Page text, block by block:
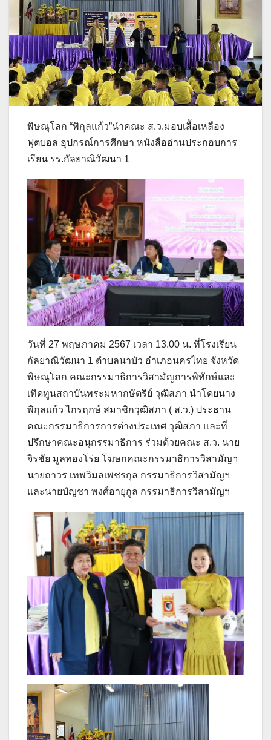
พิษณุโลก “พิกุลแก้ว”นำคณะ ส.ว.มอบเสื้อเหลือง
ฟุตบอล อุปกรณ์การศึกษา หนังสืออ่านประกอบการ
เรียน รร.กัลยาณิวัฒนา 1
วันที่ 27 พฤษภาคม 2567 เวลา 13.00 น. ที่โรงเรียน
กัลยาณิวัฒนา 1 ตำบลนาบัว อำเภอนครไทย จังหวัด
พิษณุโลก คณะกรรมาธิการวิสามัญการพิทักษ์และ
เทิดทูนสถาบันพระมหากษัตริย์ วุฒิสภา นำโดยนาง
พิกุลแก้ว ไกรฤกษ์ สมาชิกวุฒิสภา ( ส.ว.) ประธาน
คณะกรรมาธิการการต่างประเทศ วุฒิสภา และที่
ปรึกษาคณะอนุกรรมาธิการ ร่วมด้วยคณะ ส.ว. นาย
จิรชัย มูลทองโร่ย โฆษกคณะกรรมาธิการวิสามัญฯ
นายถาวร เทพวิมลเพชรกุล กรรมาธิการวิสามัญฯ
และนายบัญชา พงศ์อายุกูล กรรมาธิการวิสามัญฯ